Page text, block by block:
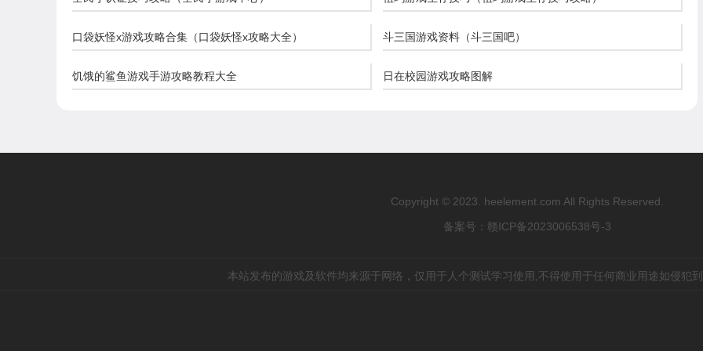
口袋妖怪x游戏攻略合集（口袋妖怪x攻略大全） 斗三国游戏资料（斗三国吧）
饥饿的鲨鱼游戏手游攻略教程大全 日在校园游戏攻略图解
Copyright © 2023. heelement.com All Rights Reserved.
备案号： 赣ICP备2023006538号-3
本站发布的游戏及软件均来源于网络，仅用于人个测试学习使用,不得使用于任何商业用途如侵犯